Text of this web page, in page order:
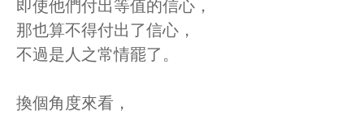
即使他們付出等值的信心，
那也算不得付出了信心，
不過是人之常情罷了。
換個角度來看，